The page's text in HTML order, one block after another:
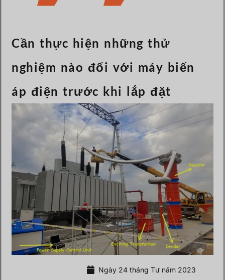
Cần thực hiện những thử
nghiệm nào đối với máy biến
áp điện trước khi lắp đặt
Ngày 24 tháng Tư năm 2023
Ελληνικά
Bahasa Indonesia